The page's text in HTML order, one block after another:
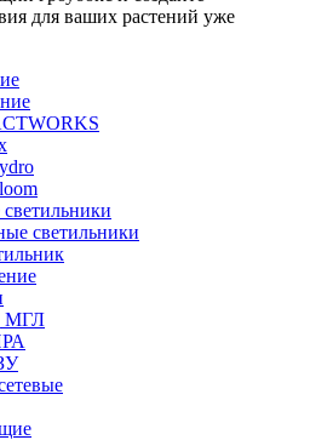
для ваших растений уже
светильники
МГЛ